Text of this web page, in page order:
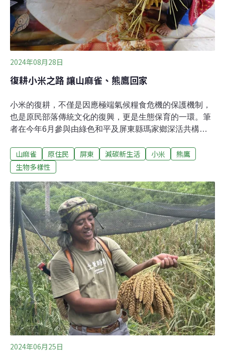
2024年08月28日
復耕小米之路 讓山麻雀、熊鷹回家
小米的復耕，不僅是因應極端氣候糧食危機的保護機制，
也是原民部落傳統文化的復興，更是生態保育的一環。筆
者在今年6月參與由綠色和平及屏東縣瑪家鄉深活共構共
坊」，進一步了解到小米的多樣性及其與生態保育的關
係。聯合國糧食及農業組織將2023年訂定為「國際小米年
下，呼籲大眾重視作物基因多樣性的重要，並提升對小米
營養及健康價值的重視，因其為因應氣候變遷的有力糧食
作物。小米為東方五穀之首，富含蛋白質、粗脂肪、膳食
纖維，適合在乾旱缺乏灌溉的地區生長，台灣海拔2000公
尺以下的山地都可栽培小米。以往小米是原住民重要的主
要糧食作物，糯性小米具黏性，適合做麻糬、糕點，如奇
拿富、阿拜；粳性小米無黏性，適合煮粥、稀飯；中性小
米適合釀小米酒，小米田周邊也會種植些可採收來食用或
運用的植物
山麻雀 原住民 屏東 減碳新生活 小米
熊鷹
生物多樣性
2024年06月25日